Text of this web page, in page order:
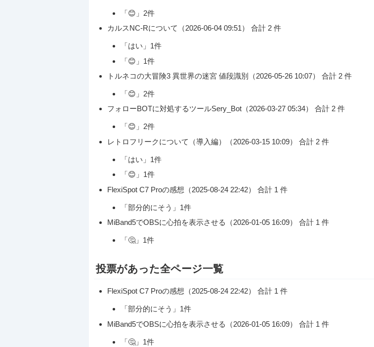
「😊」2件
カルスNC-Rについて（2026-06-04 09:51） 合計 2 件
「はい」1件
「😊」1件
トルネコの大冒険3 異世界の迷宮 値段識別（2026-05-26 10:07） 合計 2 件
「😊」2件
フォローBOTに対処するツールSery_Bot（2026-03-27 05:34） 合計 2 件
「😊」2件
レトロフリークについて（導入編）（2026-03-15 10:09） 合計 2 件
「はい」1件
「😊」1件
FlexiSpot C7 Proの感想（2025-08-24 22:42） 合計 1 件
「部分的にそう」1件
MiBand5でOBSに心拍を表示させる（2026-01-05 16:09） 合計 1 件
「🤔」1件
投票があった全ページ一覧
FlexiSpot C7 Proの感想（2025-08-24 22:42） 合計 1 件
「部分的にそう」1件
MiBand5でOBSに心拍を表示させる（2026-01-05 16:09） 合計 1 件
「🤔」1件